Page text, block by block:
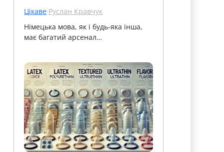
Цікаве·Руслан Кравчук
Німецька мова, як і будь-яка інша,
має багатий арсенал…